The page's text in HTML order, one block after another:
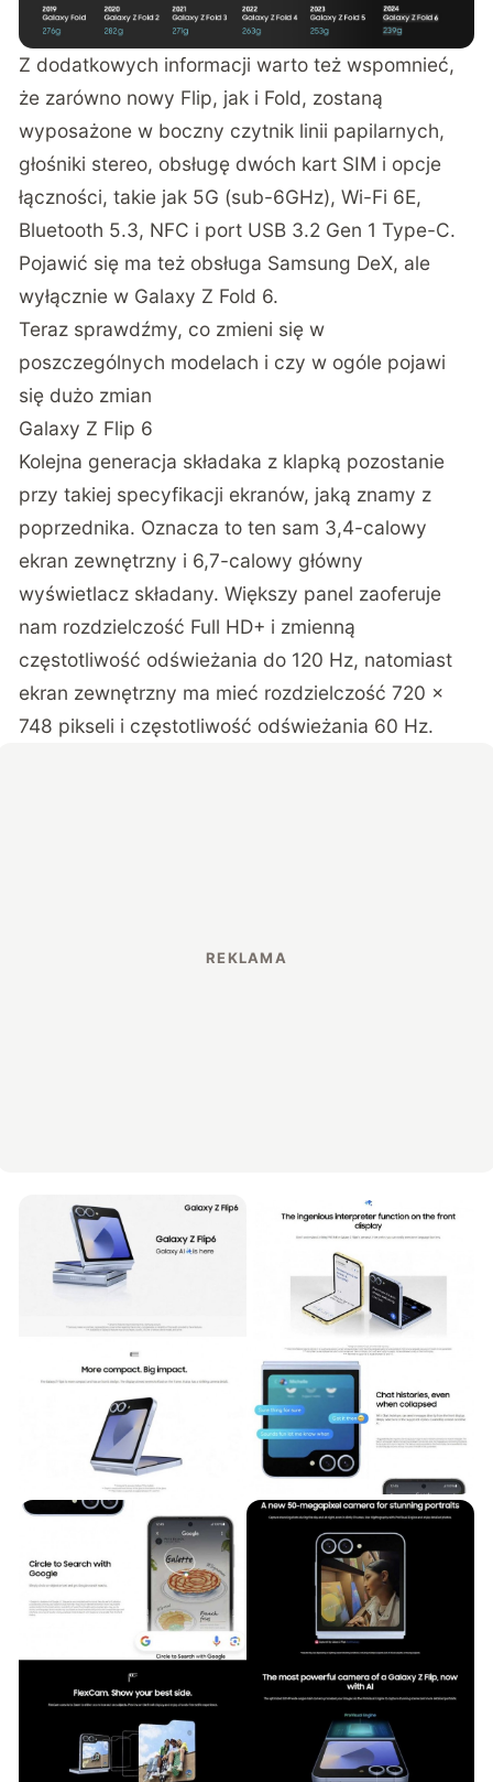
Z dodatkowych informacji warto też wspomnieć,
że zarówno nowy Flip, jak i Fold, zostaną
wyposażone w boczny czytnik linii papilarnych,
głośniki stereo, obsługę dwóch kart SIM i opcje
łączności, takie jak 5G (sub-6GHz), Wi-Fi 6E,
Bluetooth 5.3, NFC i port USB 3.2 Gen 1 Type-C.
Pojawić się ma też obsługa Samsung DeX, ale
wyłącznie w Galaxy Z Fold 6.
Teraz sprawdźmy, co zmieni się w
poszczególnych modelach i czy w ogóle pojawi
się dużo zmian
Galaxy Z Flip 6
Kolejna generacja składaka z klapką pozostanie
przy takiej specyfikacji ekranów, jaką znamy z
poprzednika. Oznacza to ten sam 3,4-calowy
ekran zewnętrzny i 6,7-calowy główny
wyświetlacz składany. Większy panel zaoferuje
nam rozdzielczość Full HD+ i zmienną
częstotliwość odświeżania do 120 Hz, natomiast
ekran zewnętrzny ma mieć rozdzielczość 720 x
748 pikseli i częstotliwość odświeżania 60 Hz.